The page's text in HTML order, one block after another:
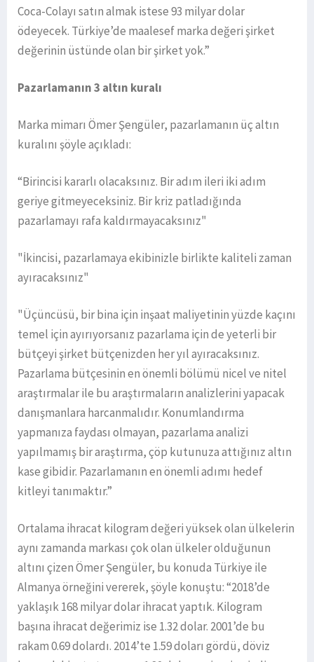
Coca-Colayı satın almak istese 93 milyar dolar
ödeyecek. Türkiye’de maalesef marka değeri şirket
değerinin üstünde olan bir şirket yok.”
Pazarlamanın 3 altın kuralı
Marka mimarı Ömer Şengüler, pazarlamanın üç altın
kuralını şöyle açıkladı:
“Birincisi kararlı olacaksınız. Bir adım ileri iki adım
geriye gitmeyeceksiniz. Bir kriz patladığında
pazarlamayı rafa kaldırmayacaksınız"
"İkincisi, pazarlamaya ekibinizle birlikte kaliteli zaman
ayıracaksınız"
"Üçüncüsü, bir bina için inşaat maliyetinin yüzde kaçını
temel için ayırıyorsanız pazarlama için de yeterli bir
bütçeyi şirket bütçenizden her yıl ayıracaksınız.
Pazarlama bütçesinin en önemli bölümü nicel ve nitel
araştırmalar ile bu araştırmaların analizlerini yapacak
danışmanlara harcanmalıdır. Konumlandırma
yapmanıza faydası olmayan, pazarlama analizi
yapılmamış bir araştırma, çöp kutunuza attığınız altın
kase gibidir. Pazarlamanın en önemli adımı hedef
kitleyi tanımaktır.”
Ortalama ihracat kilogram değeri yüksek olan ülkelerin
aynı zamanda markası çok olan ülkeler olduğunun
altını çizen Ömer Şengüler, bu konuda Türkiye ile
Almanya örneğini vererek, şöyle konuştu: “2018’de
yaklaşık 168 milyar dolar ihracat yaptık. Kilogram
başına ihracat değerimiz ise 1.32 dolar. 2001’de bu
rakam 0.69 dolardı. 2014’te 1.59 doları gördü, döviz